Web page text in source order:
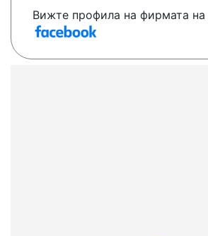
Вижте профила на фирмата на